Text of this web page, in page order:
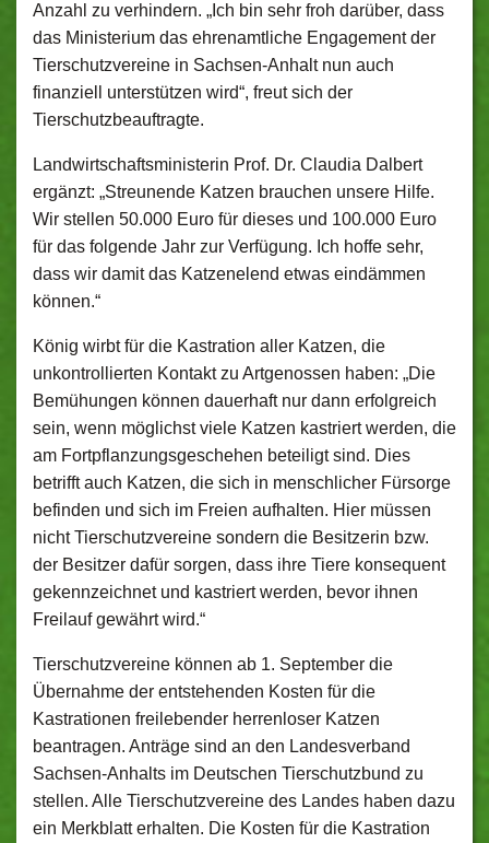
Anzahl zu verhindern. „Ich bin sehr froh darüber, dass
das Ministerium das ehrenamtliche Engagement der
Tierschutzvereine in Sachsen-Anhalt nun auch
finanziell unterstützen wird“, freut sich der
Tierschutzbeauftragte.
Landwirtschaftsministerin Prof. Dr. Claudia Dalbert
ergänzt: „Streunende Katzen brauchen unsere Hilfe.
Wir stellen 50.000 Euro für dieses und 100.000 Euro
für das folgende Jahr zur Verfügung. Ich hoffe sehr,
dass wir damit das Katzenelend etwas eindämmen
können.“
König wirbt für die Kastration aller Katzen, die
unkontrollierten Kontakt zu Artgenossen haben: „Die
Bemühungen können dauerhaft nur dann erfolgreich
sein, wenn möglichst viele Katzen kastriert werden, die
am Fortpflanzungsgeschehen beteiligt sind. Dies
betrifft auch Katzen, die sich in menschlicher Fürsorge
befinden und sich im Freien aufhalten. Hier müssen
nicht Tierschutzvereine sondern die Besitzerin bzw.
der Besitzer dafür sorgen, dass ihre Tiere konsequent
gekennzeichnet und kastriert werden, bevor ihnen
Freilauf gewährt wird.“
Tierschutzvereine können ab 1. September die
Übernahme der entstehenden Kosten für die
Kastrationen freilebender herrenloser Katzen
beantragen. Anträge sind an den Landesverband
Sachsen-Anhalts im Deutschen Tierschutzbund zu
stellen. Alle Tierschutzvereine des Landes haben dazu
ein Merkblatt erhalten. Die Kosten für die Kastration